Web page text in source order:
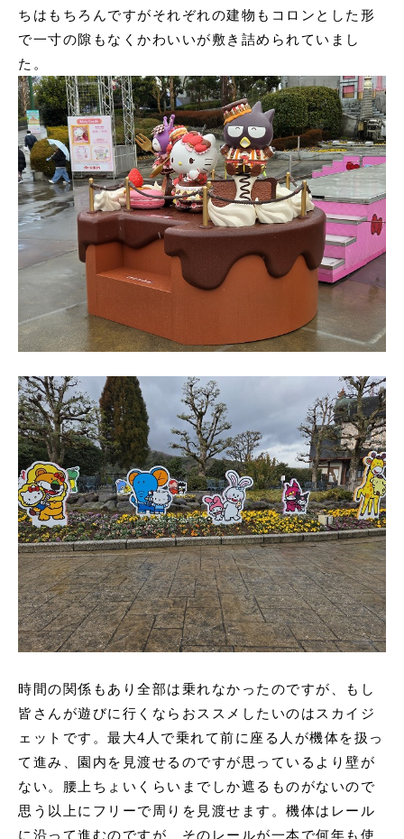
ちはもちろんですがそれぞれの建物もコロンとした形
で一寸の隙もなくかわいいが敷き詰められていまし
た。
時間の関係もあり全部は乗れなかったのですが、もし
皆さんが遊びに行くならおススメしたいのはスカイジ
ェットです。最大4人で乗れて前に座る人が機体を扱っ
て進み、園内を見渡せるのですが思っているより壁が
ない。腰上ちょいくらいまでしか遮るものがないので
思う以上にフリーで周りを見渡せます。機体はレール
に沿って進むのですが、そのレールが一本で何年も使